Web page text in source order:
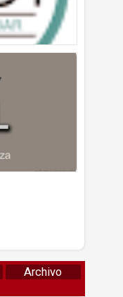
Archivo